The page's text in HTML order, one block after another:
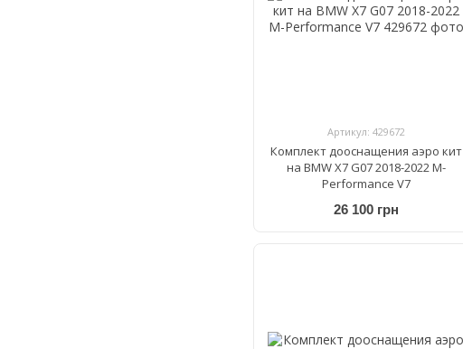
Артикул: 429672
Комплект дооснащения аэро кит
на BMW X7 G07 2018-2022 M-
Performance V7
26 100 грн